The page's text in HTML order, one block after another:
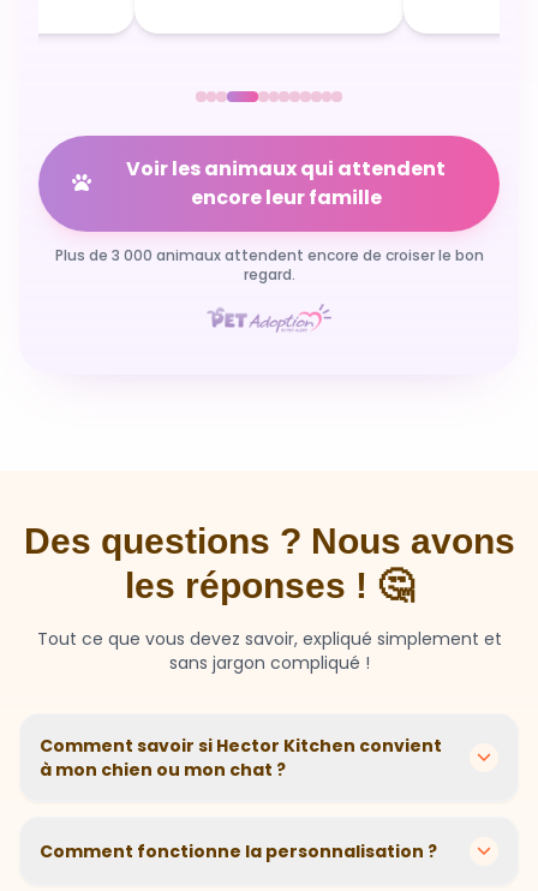
Voir les animaux qui attendent
encore leur famille
Plus de 3 000 animaux attendent encore de croiser le bon
regard.
Des questions ? Nous avons
les réponses ! 🤔
Tout ce que vous devez savoir, expliqué simplement et
sans jargon compliqué !
Comment savoir si Hector Kitchen convient
à mon chien ou mon chat ?
recettes personnalisées selon l'âge, la race, le poids et
les sensibilités de votre compagnon. Si votre animal a
Comment fonctionne la personnalisation ?